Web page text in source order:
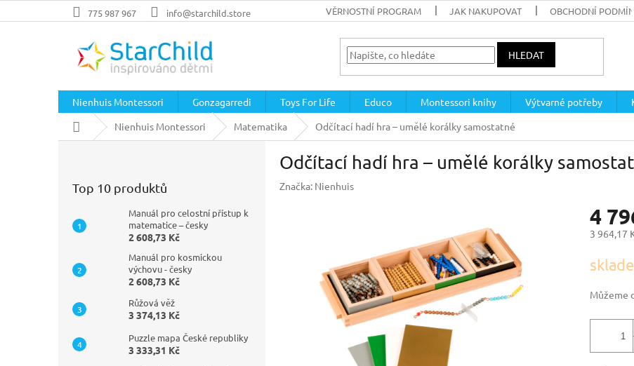
na
775 987 967 info@starchild.store VĚRNOSTNÍ PROGRAM JAK NAKUPOVAT OBCHODNÍ
HLEDAT
Nienhuis Montessori Gonzagarredi Toys For Life Educo Montessori knihy Výtvarné potřeby
Domů
Nienhuis Montessori Matematika Odčítací hadí hra – umělé korálky samostatné
Top 10 produktů
Manuál pro celostní přístup k
matematice – česky
2 608,73 Kč
Manuál pro kosmickou
výchovu - česky
2 608,73 Kč
Růžová věž
3 374,13 Kč
Puzzle mapa České republiky
3 333,31 Kč
Odčítací hadí hra – umělé korálky
Značka: Nienhuis
4
3 964,17
cena:
Můžeme